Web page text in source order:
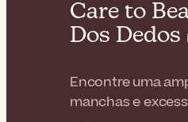
Care to
Dos Dedos
Encontre uma
manchas e